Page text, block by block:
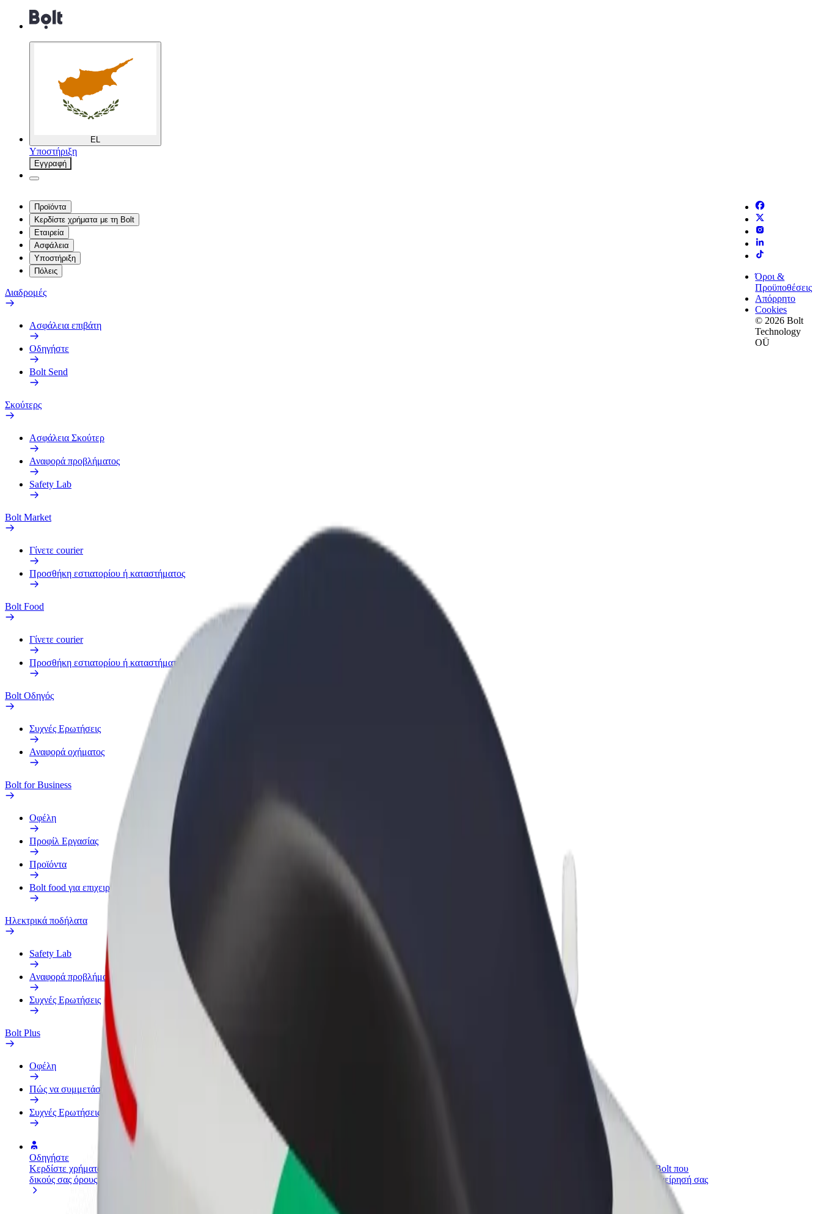
EL
Υποστήριξη
Εγγραφή
Προϊόντα
Κερδίστε χρήματα με τη Bolt
Εταιρεία
Ασφάλεια
Υποστήριξη
Πόλεις
Διαδρομές
Ασφάλεια επιβάτη
Οδηγήστε
Bolt Send
Σκούτερς
Ασφάλεια Σκούτερ
Αναφορά προβλήματος
Safety Lab
Bolt Market
Γίνετε courier
Προσθήκη εστιατορίου ή καταστήματος
Bolt Food
Γίνετε courier
Προσθήκη εστιατορίου ή καταστήματος
Bolt Οδηγός
Συχνές Ερωτήσεις
Αναφορά οχήματος
Bolt for Business
Οφέλη
Προφίλ Εργασίας
Προϊόντα
Bolt food για επιχειρήσεις
Ηλεκτρικά ποδήλατα
Safety Lab
Αναφορά προβλήματος
Συχνές Ερωτήσεις
Bolt Plus
Οφέλη
Πώς να συμμετάσχετε
Συχνές Ερωτήσεις
Οδηγήστε
Κερδίστε χρήματα με τους
δικούς σας όρους
Προσθήκη εστιατορίου ή
καταστήματος
Πλησιάστε περισσότερους πελάτες
και αυξήστε τα κέρδη σας
Bolt for Business
Προϊόντα και υπηρεσίες Bolt που
κλιμακώνονται για την επιχείρησή σας
Όροι &
Προϋποθέσεις
Απόρρητο
Cookies
© 2026 Bolt
Technology
OÜ